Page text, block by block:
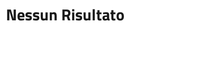
Nessun Risultato